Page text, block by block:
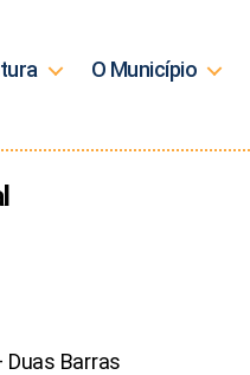
O Município
Duas Barras